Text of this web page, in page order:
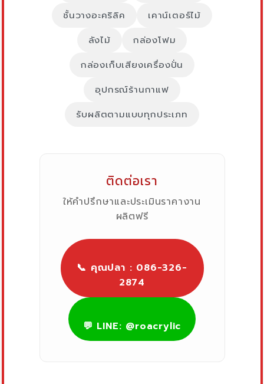
ชั้นวางอะคริลิค
เคาน์เตอร์ไม้
ลังไม้
กล่องโฟม
กล่องเก็บเสียงเครื่องปั่น
อุปกรณ์ร้านกาแฟ
รับผลิตตามแบบทุกประเภท
ติดต่อเรา
ให้คำปรึกษาและประเมินราคางาน
ผลิตฟรี
📞 คุณปลา : 086-326-
2874
💬 LINE: @roacrylic